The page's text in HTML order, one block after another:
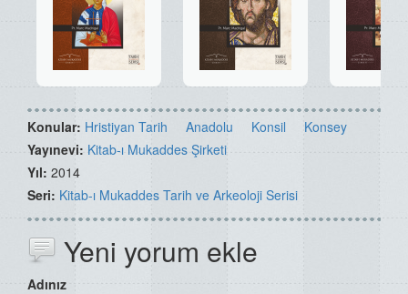
Konular: Hristiyan Tarih Anadolu Konsil
Konsey
Yayınevi: Kitab-ı Mukaddes Şirketi
Yıl: 2014
Seri: Kitab-ı Mukaddes Tarih ve Arkeoloji Serisi
Yeni yorum ekle
Adınız